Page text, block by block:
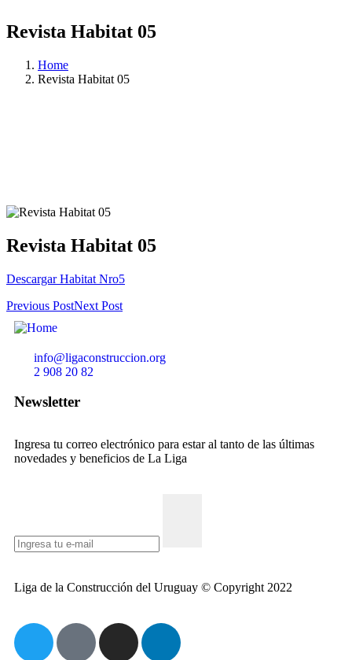
Revista Habitat 05
Home
Revista Habitat 05
Revista Habitat 05
Descargar Habitat Nro5
Previous PostNext Post
info@ligaconstruccion.org
2 908 20 82
Newsletter
Ingresa tu correo electrónico para estar al tanto de las últimas
novedades y beneficios de La Liga
Liga de la Construcción del Uruguay © Copyright 2022